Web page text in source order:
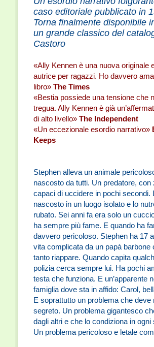
caso editoriale pubblicato in
Torna finalmente disponibile
un grande classico del
Castoro
«Ally Kennen è una nuova originale
autrice per ragazzi. Ho davvero
libro» The Times
«Bestia possiede una tensione che
tregua. Ally Kennen è già
di alto livello» The Independent
«Un eccezionale esordio narrativo»
Keeps
Stephen alleva un animale
nascosto da tutti. Un predatore, con
capaci di uccidere in pochi secondi.
nascosto in un luogo isolato e lo
rubato. Sei anni fa era solo un
ha sempre più fame. E quando ha
davvero pericoloso. Stephen ha 17
vita complicata da un papà barbone
tanto riappare. Quando capita
polizia cerca sempre lui. Ha pochi
testa che funziona. E un’apparente
famiglia dove sta in affido: Carol,
E soprattutto un problema che deve
segreto. Un problema gigantesco
dagli altri e che lo condiziona in ogni
Un problema pericoloso e letale